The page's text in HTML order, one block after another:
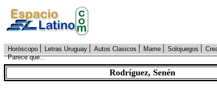
Horóscopo Letras Uruguay Autos Clasicos Mame Solojuegos
Parece que...
Rodríguez, Senén